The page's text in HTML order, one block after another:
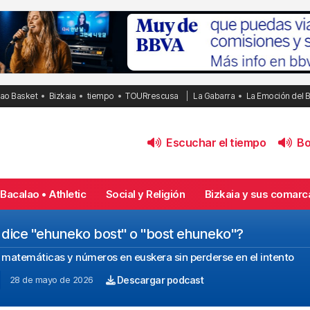
Basket Bizkaia tiempo TOURrescusa La Gabarra La Emoción del
Escuchar el tiempo
Bacalao • Athletic Social y Religión Bizkaia y sus
"ehuneko bost" o "bost ehuneko"?
y números en euskera sin perderse en el intento
28 de mayo de 2026 Descargar podcast